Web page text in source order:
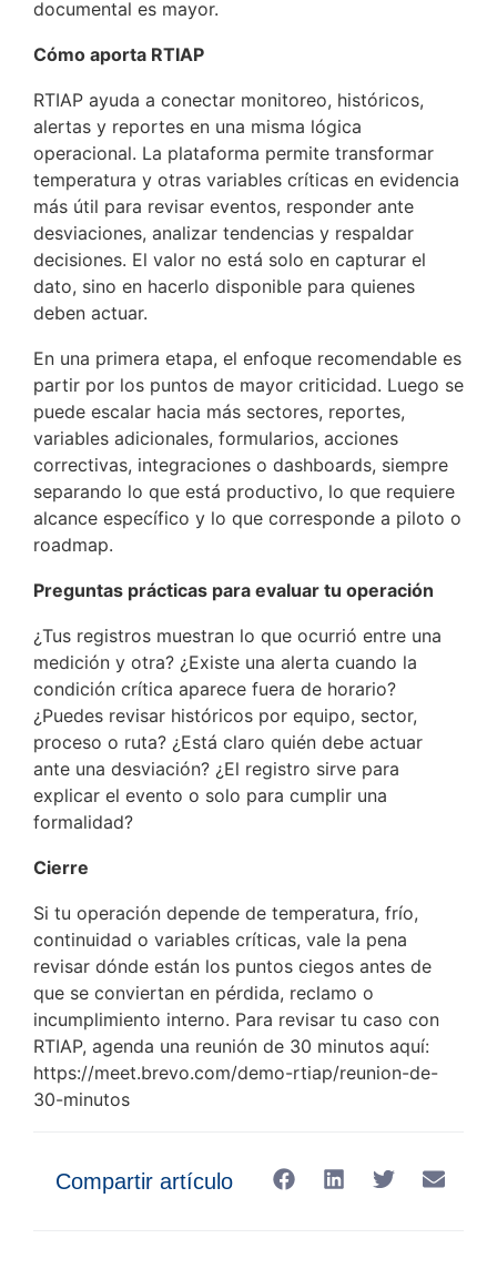
documental es mayor.
Cómo aporta RTIAP
RTIAP ayuda a conectar monitoreo, históricos,
alertas y reportes en una misma lógica
operacional. La plataforma permite transformar
temperatura y otras variables críticas en evidencia
más útil para revisar eventos, responder ante
desviaciones, analizar tendencias y respaldar
decisiones. El valor no está solo en capturar el
dato, sino en hacerlo disponible para quienes
deben actuar.
En una primera etapa, el enfoque recomendable es
partir por los puntos de mayor criticidad. Luego se
puede escalar hacia más sectores, reportes,
variables adicionales, formularios, acciones
correctivas, integraciones o dashboards, siempre
separando lo que está productivo, lo que requiere
alcance específico y lo que corresponde a piloto o
roadmap.
Preguntas prácticas para evaluar tu operación
¿Tus registros muestran lo que ocurrió entre una
medición y otra? ¿Existe una alerta cuando la
condición crítica aparece fuera de horario?
¿Puedes revisar históricos por equipo, sector,
proceso o ruta? ¿Está claro quién debe actuar
ante una desviación? ¿El registro sirve para
explicar el evento o solo para cumplir una
formalidad?
Cierre
Si tu operación depende de temperatura, frío,
continuidad o variables críticas, vale la pena
revisar dónde están los puntos ciegos antes de
que se conviertan en pérdida, reclamo o
incumplimiento interno. Para revisar tu caso con
RTIAP, agenda una reunión de 30 minutos aquí:
https://meet.brevo.com/demo-rtiap/reunion-de-
30-minutos
Compartir artículo